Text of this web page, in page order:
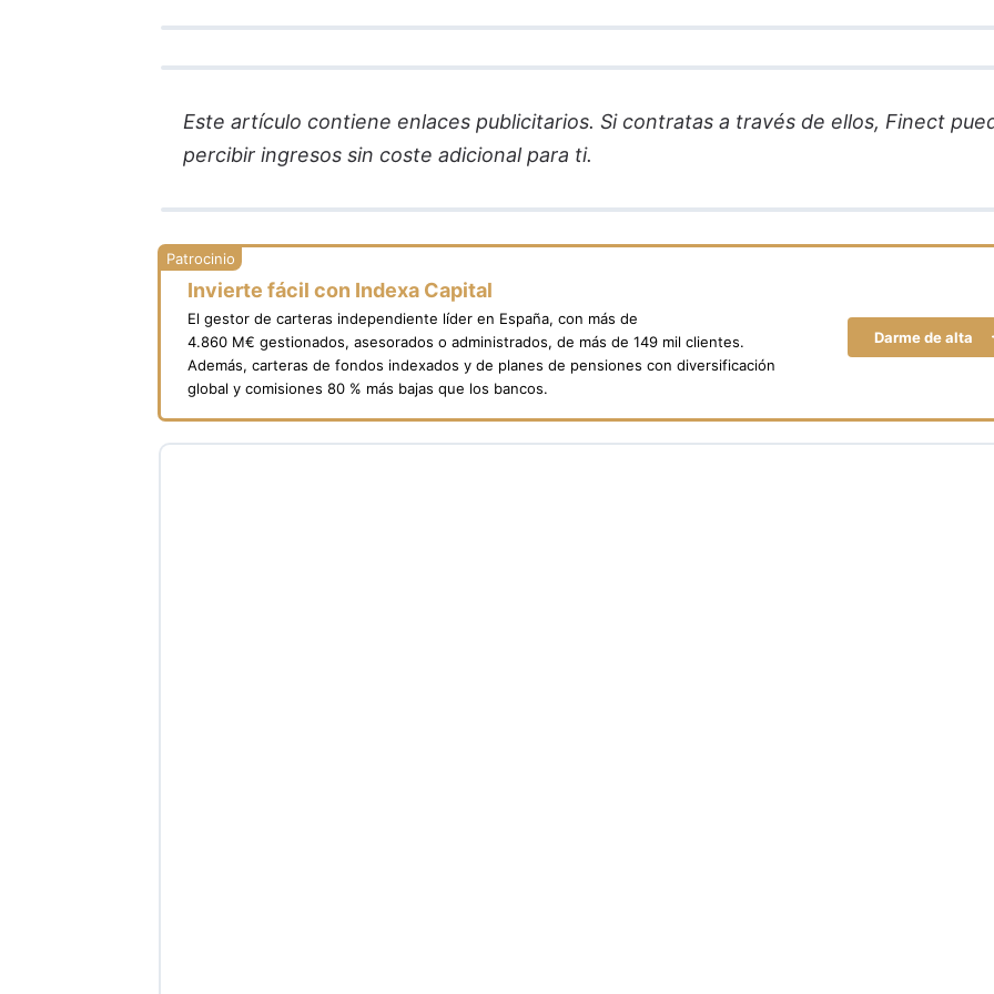
Este artículo contiene enlaces publicitarios. Si contratas a través de ellos, Finect
percibir ingresos sin coste adicional para ti.
Invierte fácil con Indexa Capital
El gestor de carteras independiente líder en España, con más de
4.860 M€ gestionados, asesorados o administrados, de más de 149 mil clientes.
Además, carteras de fondos indexados y de planes de pensiones con diversificación
global y comisiones 80 % más bajas que los bancos.
Darme de alta